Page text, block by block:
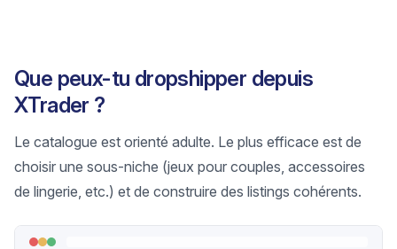
Que peux-tu dropshipper depuis
XTrader ?
Le catalogue est orienté adulte. Le plus efficace est de
choisir une sous-niche (jeux pour couples, accessoires
de lingerie, etc.) et de construire des listings cohérents.